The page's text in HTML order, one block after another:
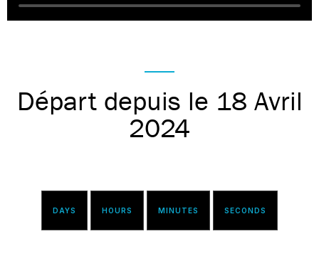
Départ depuis le 18 Avril
2024
DAYS HOURS MINUTES SECONDS